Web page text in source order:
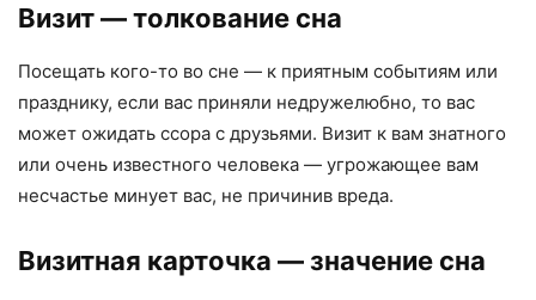
Визит— толкование сна
Посещать кого-то во сне — к приятным событиям или
празднику, если вас приняли недружелюбно, то вас
может ожидать ссора с друзьями. Визит к вам знатного
или очень известного человека — угрожающее вам
несчастье минует вас, не причинив вреда.
Визитная карточка — значение сна